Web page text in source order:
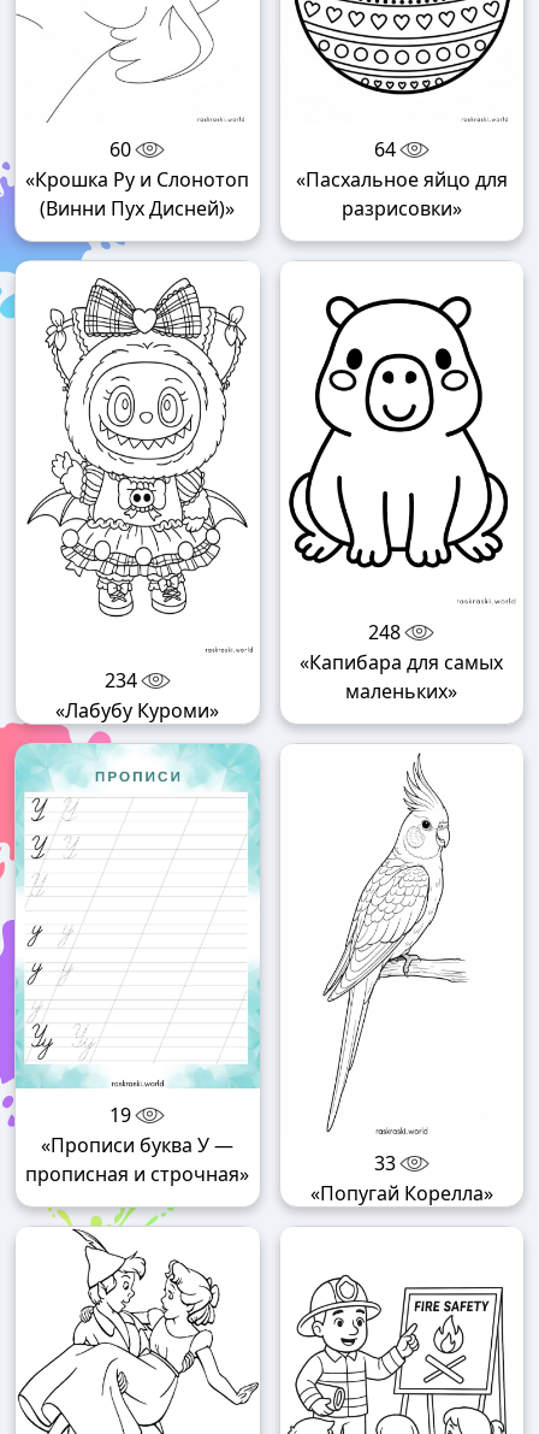
60
«Крошка Ру и Слонотоп
(Винни Пух Дисней)»
64
«Пасхальное яйцо для
разрисовки»
234
«Лабубу Куроми»
248
«Капибара для самых
маленьких»
19
«Прописи буква У —
прописная и строчная»
33
«Попугай Корелла»